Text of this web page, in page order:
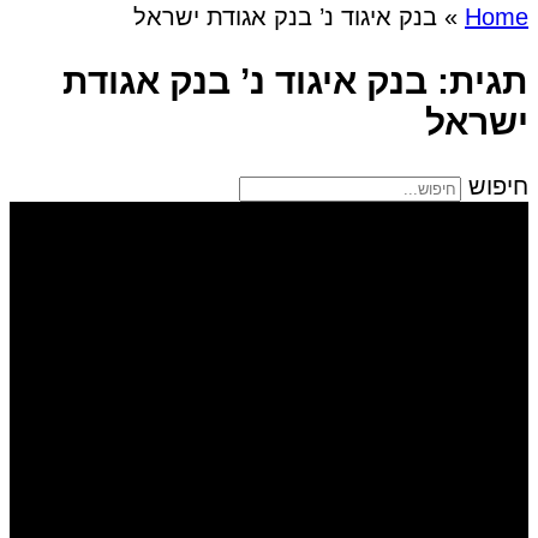
Home
» בנק איגוד נ’ בנק אגודת ישראל
תגית: בנק איגוד נ’ בנק אגודת
ישראל
חיפוש